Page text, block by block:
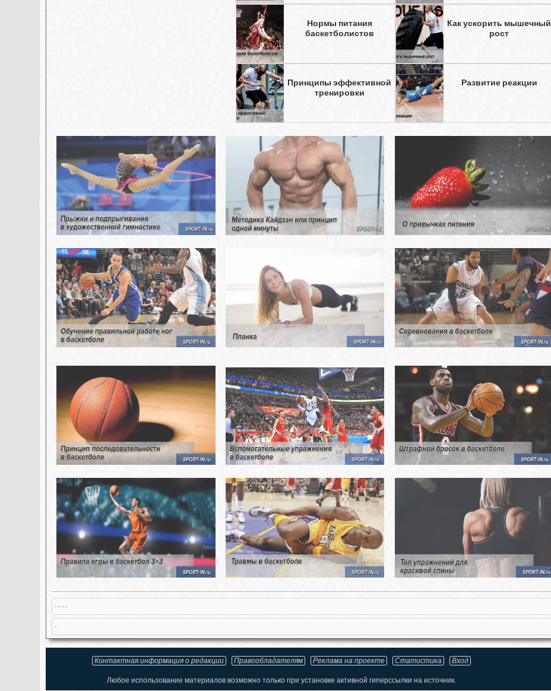
Нормы питания
баскетболистов
Как ускорить мышечный
рост
Принципы эффективной
тренировки
Развитие реакции
Контактная информация о редакции Правообладателям Реклама на проекте Статистика Вход
Любое использование материалов возможно только при установке активной гиперссылки на источник.